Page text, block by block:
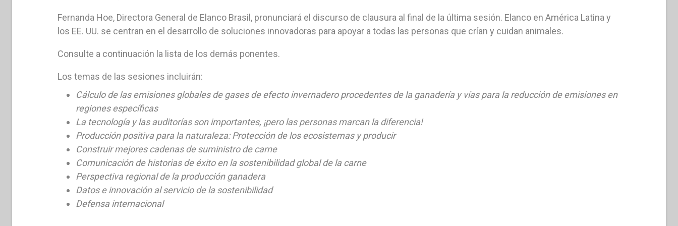
Fernanda Hoe, Directora General de Elanco Brasil, pronunciará el discurso de clausura al final de la última sesión. Elanco en América Latina y
los EE. UU. se centran en el desarrollo de soluciones innovadoras para apoyar a todas las personas que crían y cuidan animales.
Consulte a continuación la lista de los demás ponentes.
Los temas de las sesiones incluirán:
Cálculo de las emisiones globales de gases de efecto invernadero procedentes de la ganadería y vías para la reducción de emisiones en
regiones específicas
La tecnología y las auditorías son importantes, ¡pero las personas marcan la diferencia!
Producción positiva para la naturaleza: Protección de los ecosistemas y producir
Construir mejores cadenas de suministro de carne
Comunicación de historias de éxito en la sostenibilidad global de la carne
Perspectiva regional de la producción ganadera
Datos e innovación al servicio de la sostenibilidad
Defensa internacional